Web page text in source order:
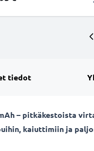
tiedot
– pitkäkestoista
kaiuttimiin ja